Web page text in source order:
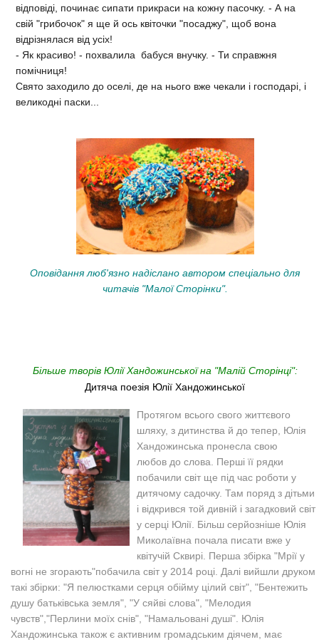
відповіді, починає сипати прикраси на кожну пасочку. - А на
свій "грибочок" я ще й ось квіточки "посаджу", щоб вона
відрізнялася від усіх!
- Як красиво! - похвалила бабуся внучку. - Ти справжня
помічниця!
Свято заходило до оселі, де на нього вже чекали і господарі, і
великодні паски...
Оповідання люб'язно надіслано автором спеціально для
читачів "Малої Сторінки".
Більше творів Юлії Хандожинської на "Малій Сторінці":
Дитяча поезія Юлії Хандожинської
Протягом всього свого життєвого
шляху, з дитинства й до тепер, Юлія
Хандожинська пронесла свою
любов до слова. Перші її рядки
побачили світ ще під час роботи у
дитячому садочку. Там поряд з дітьми
і відкрився той дивній і загадковий світ
у серці Юлії. Більш серйозніше Юлія
Миколаївна почала писати вже у
квітучій Сквирі . Перша збірка "Мрії у
вогні не згорають"побачила світ у 2014 році. Далі вийшли друком
такі збірки: "Я пелюстками серця обійму цілий світ", "Бентежить
душу батьківська земля", "У сяйві слова", "Мелодия
чувств","Перлини моїх снів", "Намальовані душі". Юлія
Хандожинська також є активним громадським діячем, має